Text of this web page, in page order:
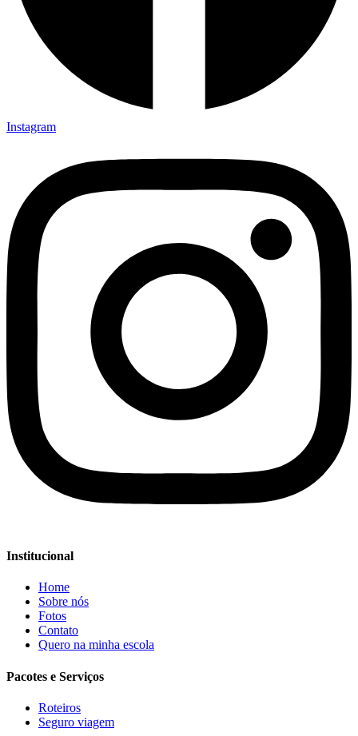
Instagram
Institucional
Home
Sobre nós
Fotos
Contato
Quero na minha escola
Pacotes e Serviços
Roteiros
Seguro viagem